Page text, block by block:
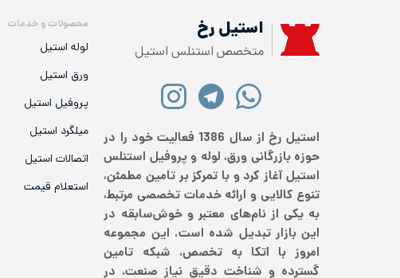
استیل رخ
متخصص استنلس استیل
استیل رخ از سال 1386 فعالیت خود را در
حوزه بازرگانی ورق، لوله و پروفیل استنلس
استیل آغاز کرد و با تمرکز بر تامین مطمئن،
تنوع کالایی و ارائه خدمات تخصصی مرتبط،
به یکی از نام‌های معتبر و خوش‌سابقه در
این بازار تبدیل شده است. این مجموعه
امروز با اتکا به تخصص، شبکه تامین
گسترده و شناخت دقیق نیاز صنعت، در
محصولات و خدمات
لوله استیل
ورق استیل
پروفیل استیل
میلگرد استیل
اتصالات استیل
استعلام قیمت